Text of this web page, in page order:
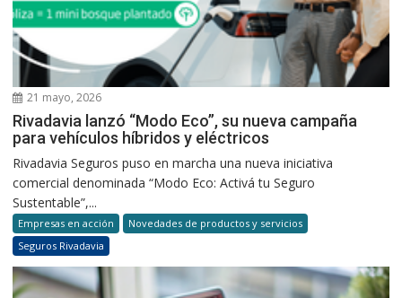
21 mayo, 2026
Rivadavia lanzó “Modo Eco”, su nueva campaña
para vehículos híbridos y eléctricos
Rivadavia Seguros puso en marcha una nueva iniciativa
comercial denominada “Modo Eco: Activá tu Seguro
Sustentable”,...
Empresas en acción
Novedades de productos y servicios
Seguros Rivadavia